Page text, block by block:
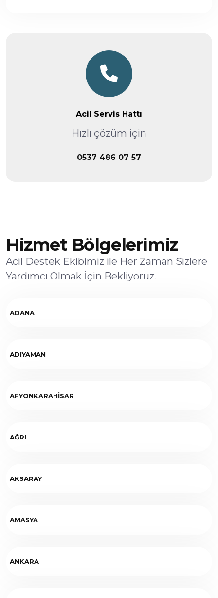
Acil Servis Hattı
Hızlı çözüm için
0537 486 07 57
Hizmet Bölgelerimiz
Acil Destek Ekibimiz ile Her Zaman Sizlere
Yardımcı Olmak İçin Bekliyoruz.
ADANA
ADIYAMAN
AFYONKARAHİSAR
AĞRI
AKSARAY
AMASYA
ANKARA